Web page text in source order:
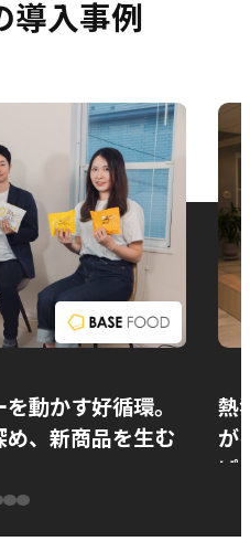
わせ
導入事例
動かす好循環。
、新商品を生む
熱
が
ぱ